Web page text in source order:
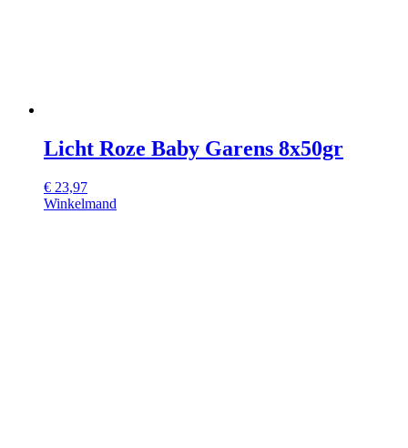
Licht Roze Baby Garens 8x50gr
€ 23,97
Winkelmand